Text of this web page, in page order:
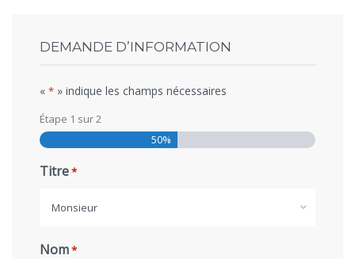
DEMANDE D’INFORMATION
« * » indique les champs nécessaires
Étape 1 sur2
50%
Titre*
Monsieur
Nom*